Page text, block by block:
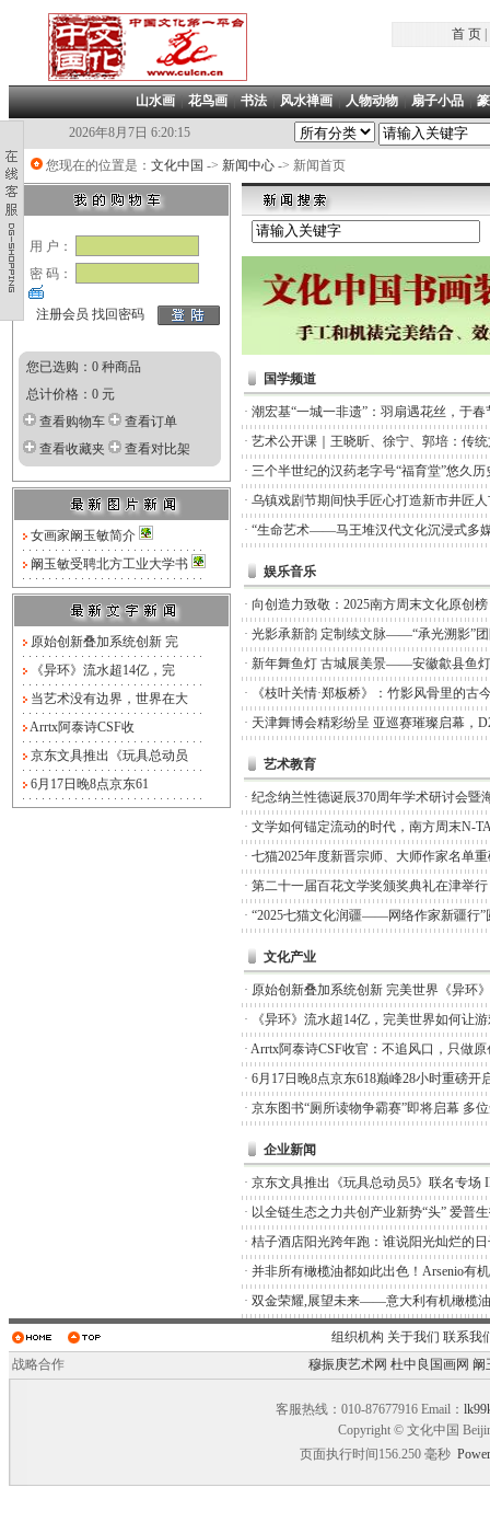
首 页|
山水画|花鸟画|书法|风水禅画|人物动物|扇子小品|
2026年8月7日 6:20:15
您现在的位置是： 文化中国 -> 新闻中心 -> 新闻首页
用 户：
密 码：
注册会员 找回密码
您已选购：0 种商品
总计价格：0 元
查看购物车
查看订单
查看收藏夹
查看对比架
女画家阚玉敏简介
阚玉敏受聘北方工业大学书
原始创新叠加系统创新 完
《异环》流水超14亿，完
当艺术没有边界，世界在大
Arrtx阿泰诗CSF收
京东文具推出《玩具总动员
6月17日晚8点京东61
国学频道
· 潮宏基“一城一非遗”：羽扇遇花丝，于
· 艺术公开课｜王晓昕、徐宁、郭培：传
· 三个半世纪的汉药老字号“福育堂”悠久历
· 乌镇戏剧节期间快手匠心打造新市井匠
· “生命艺术——马王堆汉代文化沉浸式多
娱乐音乐
· 向创造力致敬：2025南方周末文化原创
· 光影承新韵 定制续文脉——“承光溯影”
· 新年舞鱼灯 古城展美景——安徽歙县鱼
·
《枝叶关情·郑板桥》：竹影风骨里的古
· 天津舞博会精彩纷呈 亚巡赛璀璨启幕，
艺术教育
· 纪念纳兰性德诞辰370周年学术研讨会暨
· 文学如何锚定流动的时代，南方周末N-
· 七猫2025年度新晋宗师、大师作家名单
· 第二十一届百花文学奖颁奖典礼在津举行
· “2025七猫文化润疆——网络作家新疆行”
文化产业
· 原始创新叠加系统创新 完美世界《异环
·
《异环》流水超14亿，完美世界如何让游
· Arrtx阿泰诗CSF收官：不追风口，只做原
· 6月17日晚8点京东618巅峰28小时重磅开
· 京东图书“厕所读物争霸赛”即将启幕 多
企业新闻
· 京东文具推出《玩具总动员5》联名专场
· 以全链生态之力共创产业新势“头” 爱普
· 桔子酒店阳光跨年跑：谁说阳光灿烂的
· 并非所有橄榄油都如此出色！Arsenio有
· 双金荣耀,展望未来——意大利有机橄榄
组织机构 关于我们 联系我
战略合作
穆振庚艺术网 杜中良国画网 阚
客服热线：010-87677916 Email：
Copyright © 文化中国
页面执行时间156.250 毫秒